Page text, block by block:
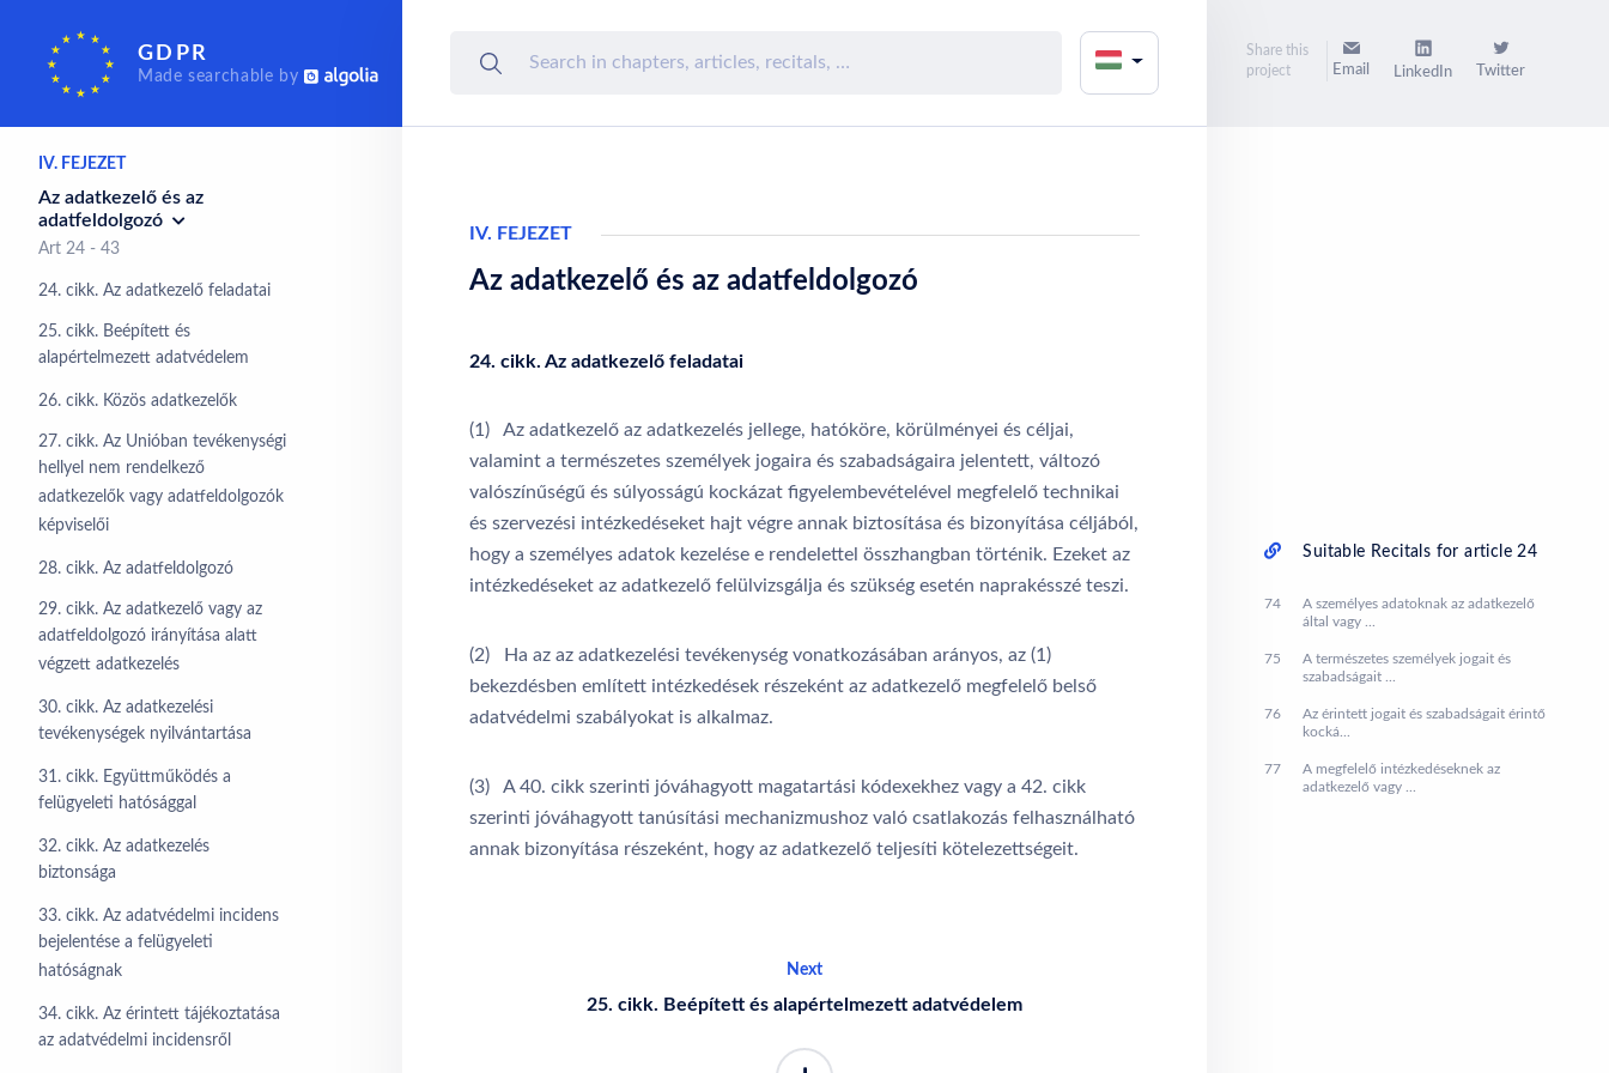
GDPR
Made searchable by
Az érintett jogai
Art 12 - 23
IV. FEJEZET
Az adatkezelő és az
adatfeldolgozó
Art 24 - 43
24. cikk. Az adatkezelő feladatai
25. cikk. Beépített és
alapértelmezett adatvédelem
26. cikk. Közös adatkezelők
27. cikk. Az Unióban tevékenységi
hellyel nem rendelkező
adatkezelők vagy adatfeldolgozók
képviselői
28. cikk. Az adatfeldolgozó
29. cikk. Az adatkezelő vagy az
adatfeldolgozó irányítása alatt
végzett adatkezelés
30. cikk. Az adatkezelési
tevékenységek nyilvántartása
31. cikk. Együttműködés a
felügyeleti hatósággal
32. cikk. Az adatkezelés
biztonsága
33. cikk. Az adatvédelmi incidens
bejelentése a felügyeleti
hatóságnak
34. cikk. Az érintett tájékoztatása
az adatvédelmi incidensről
IV. FEJEZET
Az adatkezelő és az adatfeldolgozó
24. cikk. Az adatkezelő feladatai
(1) Az adatkezelő az adatkezelés jellege, hatóköre, körülményei és céljai,
valamint a természetes személyek jogaira és szabadságaira jelentett, változó
valószínűségű és súlyosságú kockázat figyelembevételével megfelelő technikai
és szervezési intézkedéseket hajt végre annak biztosítása és bizonyítása céljából,
hogy a személyes adatok kezelése e rendelettel összhangban történik. Ezeket az
intézkedéseket az adatkezelő felülvizsgálja és szükség esetén naprakésszé teszi.
(2) Ha az az adatkezelési tevékenység vonatkozásában arányos, az (1)
bekezdésben említett intézkedések részeként az adatkezelő megfelelő belső
adatvédelmi szabályokat is alkalmaz.
(3) A 40. cikk szerinti jóváhagyott magatartási kódexekhez vagy a 42. cikk
szerinti jóváhagyott tanúsítási mechanizmushoz való csatlakozás felhasználható
annak bizonyítása részeként, hogy az adatkezelő teljesíti kötelezettségeit.
Next
25. cikk. Beépített és alapértelmezett adatvédelem
Share this
project
Email LinkedIn Twitter
Suitable Recitals for article 24
74
A személyes adatoknak az adatkezelő
által vagy ...
75
A természetes személyek jogait és
szabadságait ...
76
Az érintett jogait és szabadságait érintő
kocká...
77
A megfelelő intézkedéseknek az
adatkezelő vagy ...